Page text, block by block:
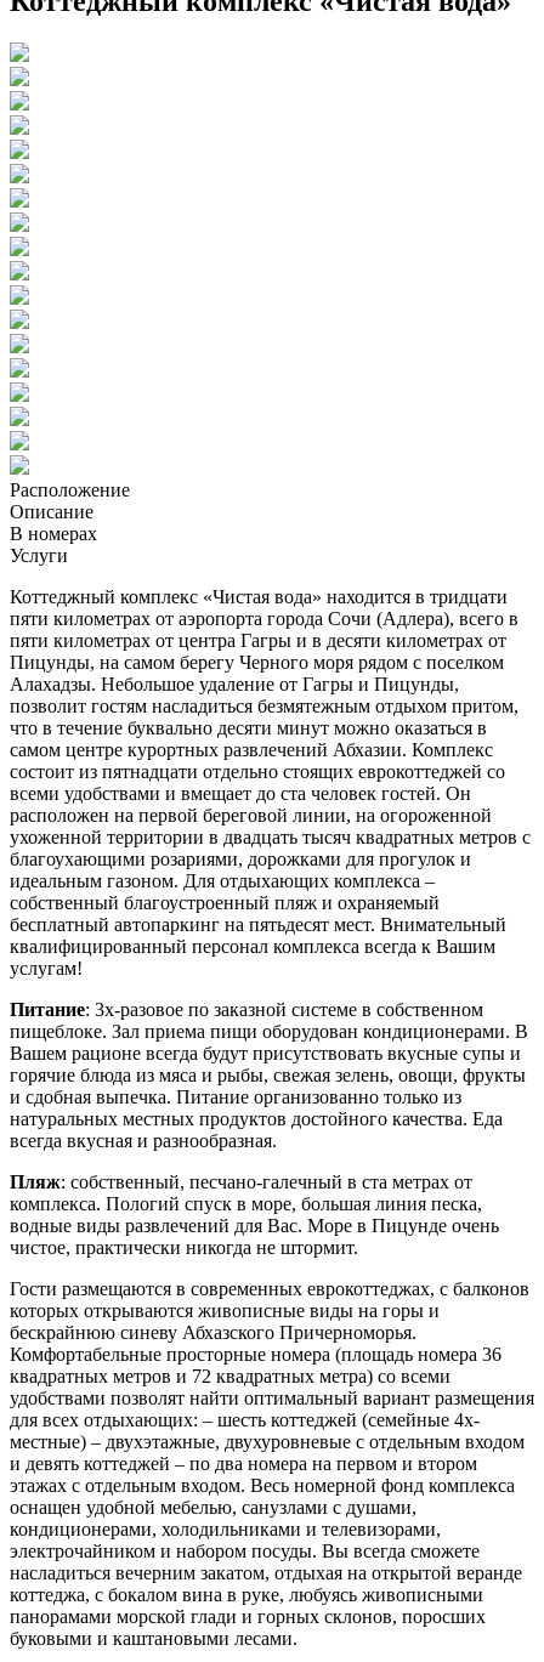
Расположение
Описание
В номерах
Услуги
Коттеджный комплекс «Чистая вода» находится в тридцати
пяти километрах от аэропорта города Сочи (Адлера), всего в
пяти километрах от центра Гагры и в десяти километрах от
Пицунды, на самом берегу Черного моря рядом с поселком
Алахадзы. Небольшое удаление от Гагры и Пицунды,
позволит гостям насладиться безмятежным отдыхом притом,
что в течение буквально десяти минут можно оказаться в
самом центре курортных развлечений Абхазии. Комплекс
состоит из пятнадцати отдельно стоящих еврокоттеджей со
всеми удобствами и вмещает до ста человек гостей. Он
расположен на первой береговой линии, на огороженной
ухоженной территории в двадцать тысяч квадратных метров с
благоухающими розариями, дорожками для прогулок и
идеальным газоном. Для отдыхающих комплекса –
собственный благоустроенный пляж и охраняемый
бесплатный автопаркинг на пятьдесят мест. Внимательный
квалифицированный персонал комплекса всегда к Вашим
услугам!
Питание: 3х-разовое по заказной системе в собственном
пищеблоке. Зал приема пищи оборудован кондиционерами. В
Вашем рационе всегда будут присутствовать вкусные супы и
горячие блюда из мяса и рыбы, свежая зелень, овощи, фрукты
и сдобная выпечка. Питание организованно только из
натуральных местных продуктов достойного качества. Еда
всегда вкусная и разнообразная.
Пляж: собственный, песчано-галечный в ста метрах от
комплекса. Пологий спуск в море, большая линия песка,
водные виды развлечений для Вас. Море в Пицунде очень
чистое, практически никогда не штормит.
Гости размещаются в современных еврокоттеджах, с балконов
которых открываются живописные виды на горы и
бескрайнюю синеву Абхазского Причерноморья.
Комфортабельные просторные номера (площадь номера 36
квадратных метров и 72 квадратных метра) со всеми
удобствами позволят найти оптимальный вариант размещения
для всех отдыхающих: – шесть коттеджей (семейные 4х-
местные) – двухэтажные, двухуровневые с отдельным входом
и девять коттеджей – по два номера на первом и втором
этажах с отдельным входом. Весь номерной фонд комплекса
оснащен удобной мебелью, санузлами с душами,
кондиционерами, холодильниками и телевизорами,
электрочайником и набором посуды. Вы всегда сможете
насладиться вечерним закатом, отдыхая на открытой веранде
коттеджа, с бокалом вина в руке, любуясь живописными
панорамами морской глади и горных склонов, поросших
буковыми и каштановыми лесами.